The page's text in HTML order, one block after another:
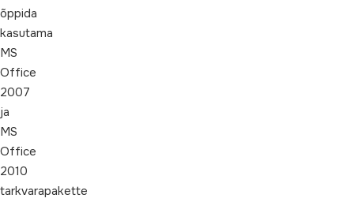
õppida
kasutama
MS
Office
2007
ja
MS
Office
2010
tarkvarapakette